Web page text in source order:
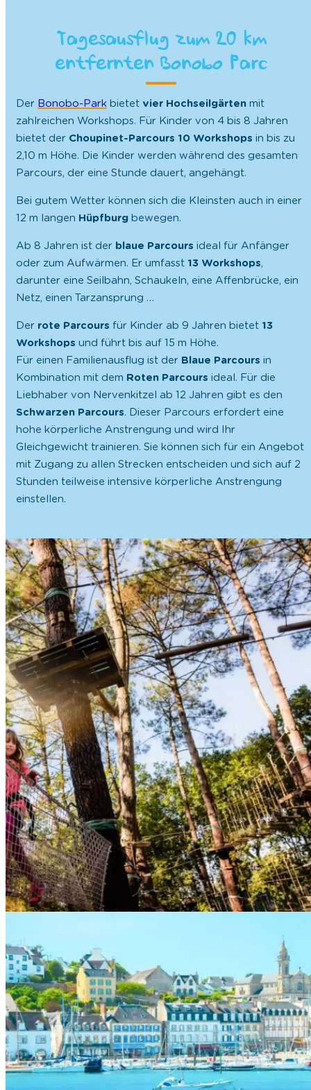
Tagesausflug zum 20 km
entfernten Bonobo Parc
Der Bonobo-Parkbietet vier Hochseilgärtenmit
zahlreichen Workshops. Für Kinder von 4 bis 8 Jahren
bietet der Choupinet-Parcours 10 Workshops in bis zu
2,10 m Höhe. Die Kinder werden während des gesamten
Parcours, der eine Stunde dauert, angehängt.
Bei gutem Wetter können sich die Kleinsten auch in einer
12 m langen Hüpfburgbewegen.
Ab 8 Jahren ist der blaue Parcours ideal für Anfänger
oder zum Aufwärmen. Er umfasst13 Workshops,
darunter eine Seilbahn, Schaukeln, eine Affenbrücke, ein
Netz, einen Tarzansprung …
Der rote Parcours für Kinder ab 9 Jahren bietet 13
Workshops und führt bis auf 15 m Höhe.
Für einen Familienausflug ist der Blaue Parcours in
Kombination mit dem Roten Parcours ideal. Für die
Liebhaber von Nervenkitzel ab 12 Jahren gibt es den
Schwarzen Parcours. Dieser Parcours erfordert eine
hohe körperliche Anstrengung und wird Ihr
Gleichgewicht trainieren. Sie können sich für ein Angebot
mit Zugang zu allen Strecken entscheiden und sich auf 2
Stunden teilweise intensive körperliche Anstrengung
einstellen.